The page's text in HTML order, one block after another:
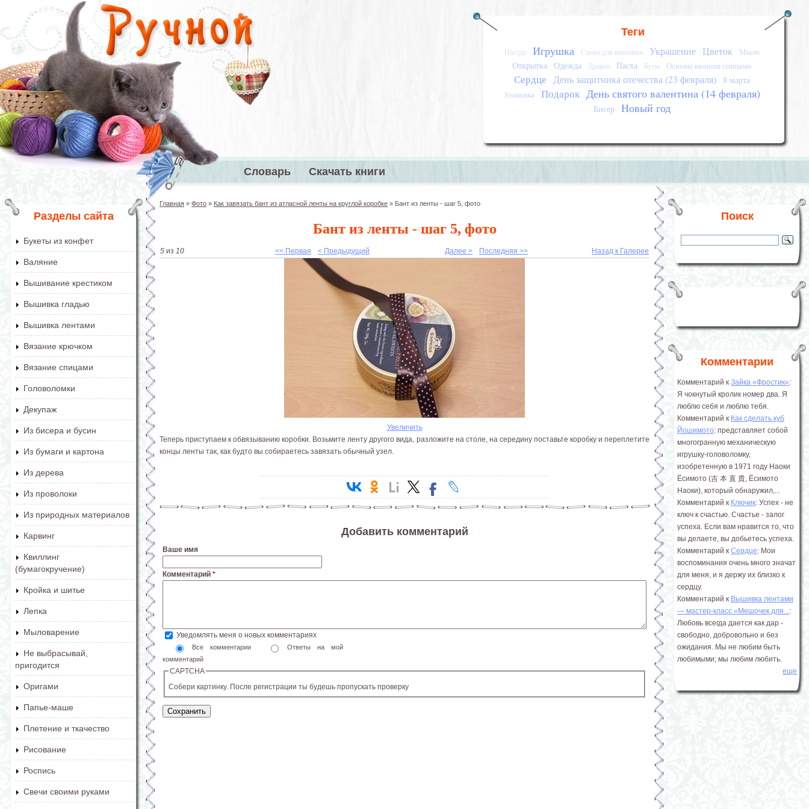
Перейти к основному содержанию
Теги
Посуда Игрушка Схема для вышивки Украшение Цветок Мыло
Открытка Одежда Дракон Пасха Бусы Основы вязания спицами
Сердце День защитника отечества (23 февраля) 8 марта
Упаковка Подарок День святого валентина (14 февраля)
Бисер Новый год
Главное меню
Словарь Скачать книги
Разделы сайта
Букеты из конфет
Валяние
Вышивание крестиком
Вышивка гладью
Вышивка лентами
Вязание крючком
Вязание спицами
Головоломки
Декупаж
Из бисера и бусин
Из бумаги и картона
Из дерева
Из проволоки
Из природных материалов
Карвинг
Квиллинг
(бумагокручение)
Кройка и шитье
Лепка
Мыловарение
Не выбрасывай,
пригодится
Оригами
Папье-маше
Плетение и ткачество
Рисование
Роспись
Свечи своими руками
Главная » Фото » Как завязать бант из атласной ленты на круглой коробке » Бант из ленты - шаг 5, фото
Бант из ленты - шаг 5, фото
5 из 10 << Первая < Предыдущий Далее > Последняя >> Назад к Галерее
Увеличить
Теперь приступаем к обвязыванию коробки. Возьмите ленту другого вида, разложите на столе, на середину поставьте коробку и переплетите
концы ленты так, как будто вы собираетесь завязать обычный узел.
Добавить комментарий
Ваше имя
Комментарий *
Уведомлять меня о новых комментариях
Все комментарии
Ответы на мой
комментарий
CAPTCHA
Собери картинку. После регистрации ты будешь пропускать проверку
Поиск
Комментарии
Комментарий к Зайка «Фростик»:
Я чокнутый кролик номер два. Я
люблю себя и люблю тебя.
Комментарий к Как сделать куб
Йошимото: представляет собой
многогранную механическую
игрушку-головоломку,
изобретенную в 1971 году Наоки
Ёсимото (吉 本 直 貴, Ёсимото
Наоки), который обнаружил,...
Комментарий к Ключик: Успех - не
ключ к счастью. Счастье - залог
успеха. Если вам нравится то, что
вы делаете, вы добьетесь успеха.
Комментарий к Сердце: Мои
воспоминания очень много значат
для меня, и я держу их близко к
сердцу.
Комментарий к Вышивка лентами
― мастер-класс «Мешочек для...:
Любовь всегда дается как дар -
свободно, добровольно и без
ожидания. Мы не любим быть
любимыми; мы любим любить.
еще